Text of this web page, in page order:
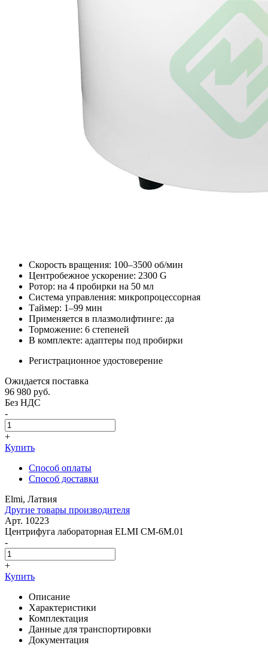
Скорость вращения: 100–3500 об/мин
Центробежное ускорение: 2300 G
Ротор: на 4 пробирки на 50 мл
Система управления: микропроцессорная
Таймер: 1–99 мин
Применяется в плазмолифтинге: да
Торможение: 6 степеней
В комплекте: адаптеры под пробирки
Регистрационное удостоверение
Ожидается поставка
96 980 руб.
Без НДС
-
+
Купить
Способ оплаты
Способ доставки
Elmi, Латвия
Другие товары производителя
Арт. 10223
Центрифуга лабораторная ELMI CM-6M.01
-
+
Купить
Описание
Характеристики
Комплектация
Данные для транспортировки
Документация